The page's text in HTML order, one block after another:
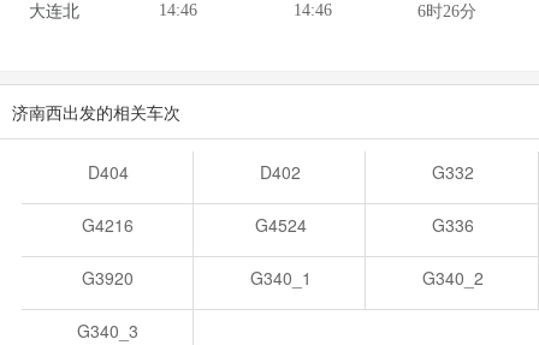
大连北 14:46 14:46 6时26分
济南西出发的相关车次
D404 D402 G332
G4216 G4524 G336
G3920 G340_1 G340_2
G340_3